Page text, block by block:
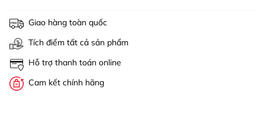
Giao hàng toàn quốc
Tích điểm tất cả sản phẩm
Hỗ trợ thanh toán online
Cam kết chính hãng